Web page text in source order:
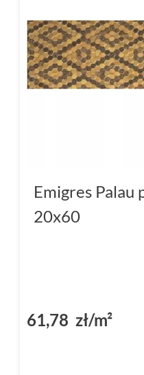
Emigres Palau
20x60
61,78 zł/m²